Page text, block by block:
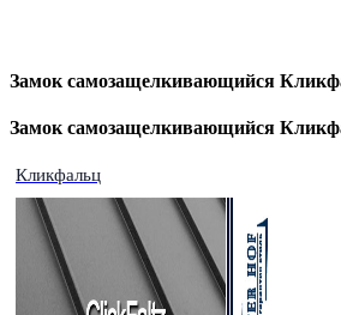
Замок самозащелкивающийся
Замок самозащелкивающийся
Кликфальц